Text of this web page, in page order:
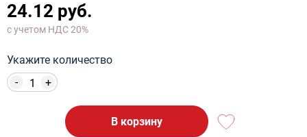
24.12 руб.
с учетом НДС 20%
Укажите количество
+
-
В корзину